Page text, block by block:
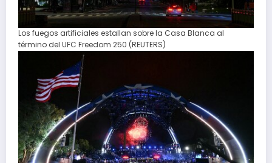
Los fuegos artificiales estallan sobre la Casa Blanca al
término del UFC Freedom 250 (REUTERS)